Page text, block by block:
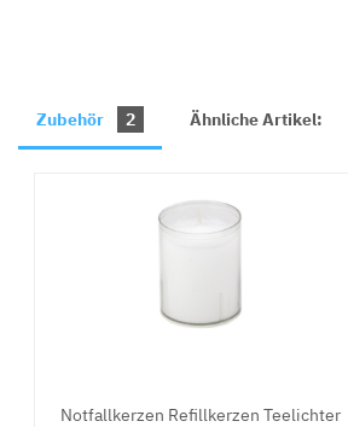
Zubehör 2 Ähnliche Artikel:
Notfallkerzen Refillkerzen Teelichter